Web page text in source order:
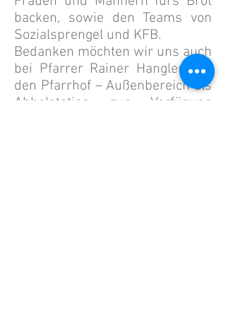
backen, sowie den Teams von
Sozialsprengel und KFB.
Bedanken möchten wir uns auch
bei Pfarrer Rainer Hangler, der
den Pfarrhof – Außenbereich als
Abholstation zur Verfügung